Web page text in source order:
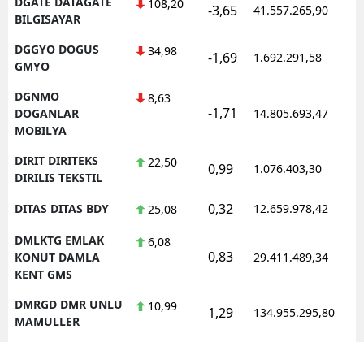
BILGISAYAR
108,20 -3,65 41.557.265,90
DGGYO DOGUS
GMYO
34,98 -1,69 1.692.291,58
DGNMO
DOGANLAR
MOBILYA
8,63
-1,71 14.805.693,47
DIRIT DIRITEKS
DIRILIS TEKSTIL
22,50 0,99 1.076.403,30
DITAS DITAS BDY 25,08 0,32 12.659.978,42
DMLKTG EMLAK
KONUT DAMLA
KENT GMS
6,08
0,83 29.411.489,34
DMRGD DMR UNLU
MAMULLER
10,99 1,29 134.955.295,80